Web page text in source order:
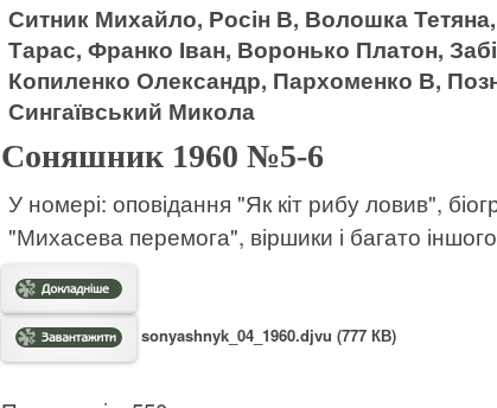
Ситник Михайло, Росін В, Волошка
Тарас, Франко Іван, Воронько Платон,
Копиленко Олександр, Пархоменко В,
Сингаївський Микола
Соняшник 1960 №5-6
У номері: оповідання "Як кіт рибу ловив",
"Михасева перемога", віршики і багато
sonyashnyk_04_1960.djvu (777 КВ)